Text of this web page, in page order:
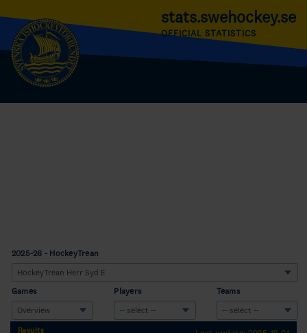
stats.swehockey.se
OFFICIAL STATISTICS
2025-26 - HockeyTrean
Games Players Teams
Results